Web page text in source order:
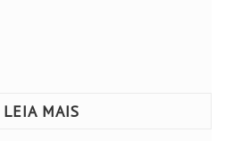
LEIA MAIS